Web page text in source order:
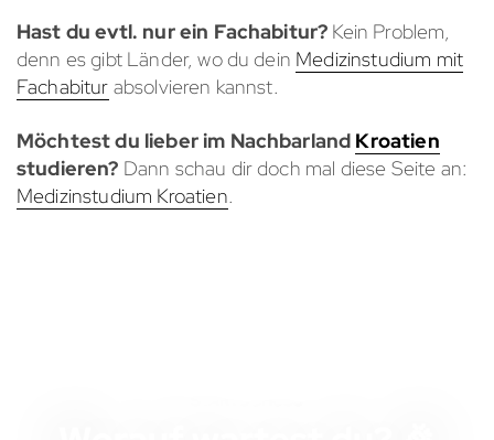
Hast du evtl. nur ein Fachabitur? Kein Problem,
denn es gibt Länder, wo du dein Medizinstudium mit
Fachabitur absolvieren kannst.
Möchtest du lieber im Nachbarland Kroatien
studieren? Dann schau dir doch mal diese Seite an:
Medizinstudium Kroatien.